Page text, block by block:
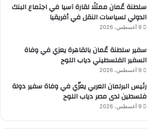
سلطنة عُمان ممثلًا لقارة آسيا في اجتماع البنك
الدولي لسياسات النقل في أفريقيا
9 أغسطس، 2026
سفير سلطنة عُمان بالقاهرة يعزي في وفاة
السفير الفلسطيني دياب اللوح
9 أغسطس، 2026
رئيس البرلمان العربي يعزّي في وفاة سفير دولة
فلسطين لدى مصر دياب اللوح
9 أغسطس، 2026